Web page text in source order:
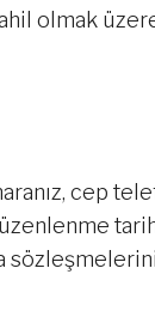
olmak
cep